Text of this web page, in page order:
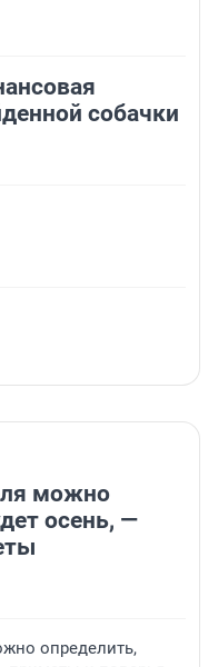
собачки
можно
осень, —
определить,